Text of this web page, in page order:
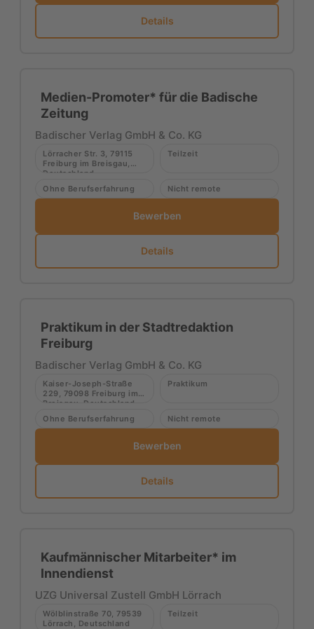
Details
Medien-Promoter* für die Badische
Zeitung
Badischer Verlag GmbH & Co. KG
Lörracher Str. 3, 79115
Freiburg im Breisgau,
Deutschland
Teilzeit
Ohne Berufserfahrung Nicht remote
Bewerben
Details
Praktikum in der Stadtredaktion
Freiburg
Badischer Verlag GmbH & Co. KG
Kaiser-Joseph-Straße
229, 79098 Freiburg im
Breisgau, Deutschland
Praktikum
Ohne Berufserfahrung Nicht remote
Bewerben
Details
Kaufmännischer Mitarbeiter* im
Innendienst
UZG Universal Zustell GmbH Lörrach
Wölblinstraße 70, 79539
Lörrach, Deutschland
Teilzeit